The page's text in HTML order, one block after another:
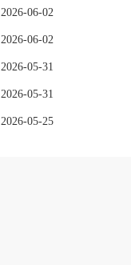
2026-06-02
2026-06-02
2026-05-31
2026-05-31
2026-05-25